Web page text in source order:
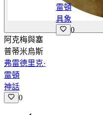
阿克梅與塞
普蒂米烏斯
弗雷德里克·
雷頓
神話
0
雷頓
具象
0